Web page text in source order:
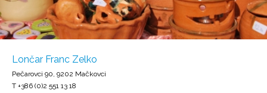
Lončar Franc Zelko
Pečarovci 90, 9202 Mačkovci
T +386 (0)2 551 13 18